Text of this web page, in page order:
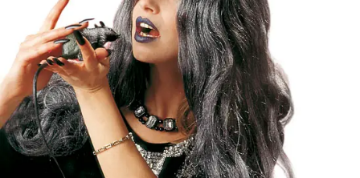
890
Kosárba
Boszorkánykalap
1090